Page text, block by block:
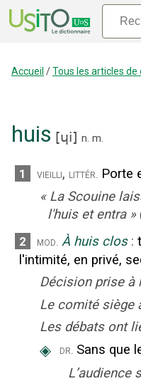
Accueil /Tous les articles de
huis [ɥi] n. m.
1 vieilli, littér. Porte
« La Scouine
l'huis et entra »
2 mod. À huis clos :
l'intimité, en privé,
Décision prise à
Le comité siège
Les débats ont
◈ dr. Sans que
L’audience